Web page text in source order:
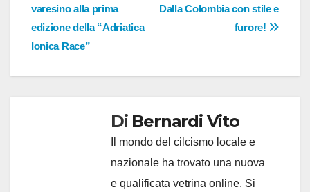
Dalla Colombia con stile e
furore!
varesino alla prima
edizione della “Adriatica
Ionica Race”
Di Bernardi Vito
Il mondo del cilcismo locale e
nazionale ha trovato una nuova
e qualificata vetrina online. Si